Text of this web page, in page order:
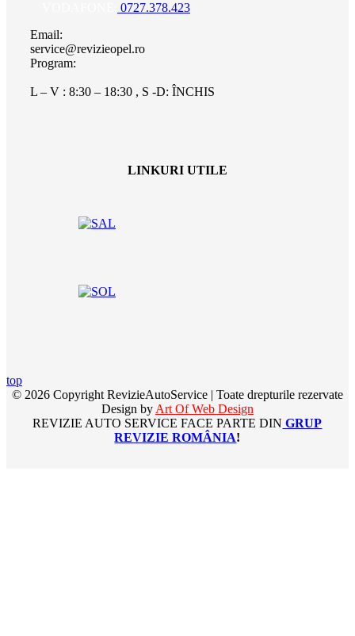
0727.378.423
Email:
service@revizieopel.ro
Program:
L – V : 8:30 – 18:30 , S -D: ÎNCHIS
LINKURI UTILE
top
© 2026 Copyright RevizieAutoService | Toate drepturile rezervate
Design by Art Of Web Design
REVIZIE AUTO SERVICE FACE PARTE DIN GRUP
REVIZIE ROMÂNIA!